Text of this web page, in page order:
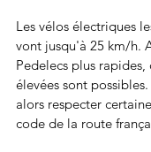
Les vélos électriques
vont jusqu'à 25 km/h.
Pedelecs plus rapides,
élevées sont
alors respecter
code de la route